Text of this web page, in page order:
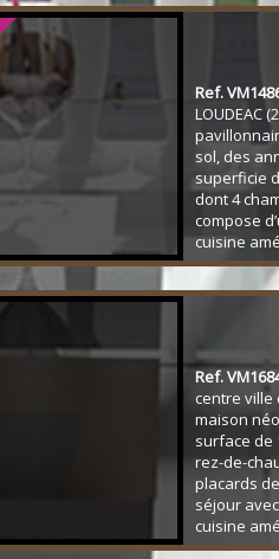
Ref.
LOUDEAC
sol, des
superficie
dont 4
compose
cuisine
séjour-
insert et
jardin
(douche
demi étage
1er étage
Ref.
centre ville
maison
surface de
rez-de-
placards
séjour
cuisine
une salle